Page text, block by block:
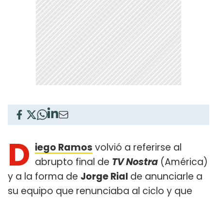
D iego Ramos volvió a referirse al
abrupto final de TV Nostra (América)
y a la forma de Jorge Rial de anunciarle a
su equipo que renunciaba al ciclo y que